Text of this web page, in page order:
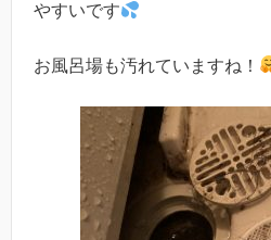
やすいです
お風呂場も汚れていますね！